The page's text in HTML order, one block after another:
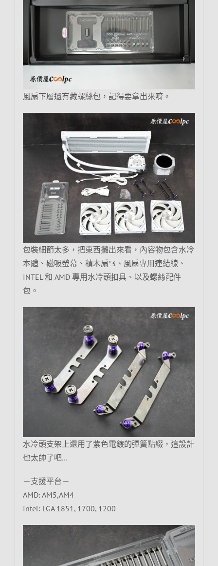
風扇下層還有藏螺絲包，記得要拿出來唷。
包裝細節太多，把東西攤出來看，內容物包含水冷
本體、磁吸螢幕、積木扇*3、風扇專用連結線、
INTEL 和 AMD 專用水冷頭扣具、以及螺絲配件
包。
水冷頭支架上還用了紫色電鍍的彈簧點綴，這設計
也太帥了吧…
－支援平台－
AMD: AM5,AM4
Intel: LGA 1851, 1700, 1200